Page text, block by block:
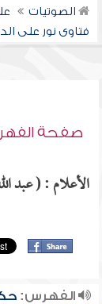
الصوتيات
فتاوى نور على
صفحة
الأعلام : ( عبد
الفهرس: